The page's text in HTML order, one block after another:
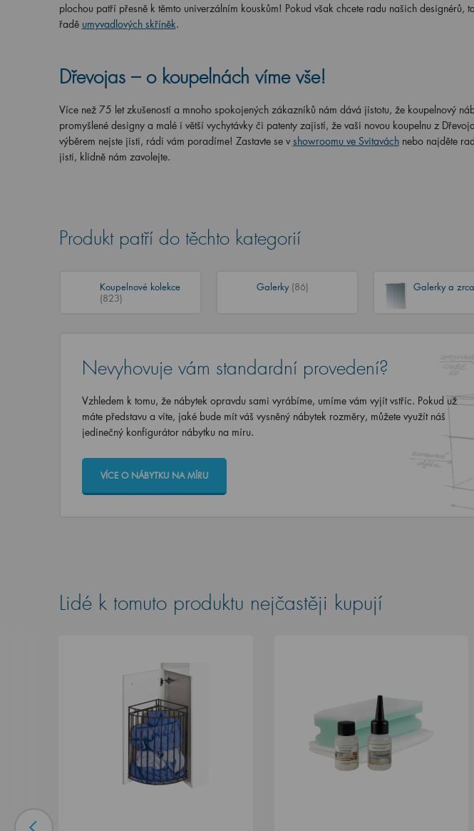
plochou patří přesně k těmto univerzálním kouskům! Pokud však chcete radu našich designérů,
řadě umyvadlových skříněk.
Dřevojas – o koupelnách víme vše!
Více než 75 let zkušeností a mnoho spokojených zákazníků nám dává jistotu, že koupelnový
promyšlené designy a malé i větší vychytávky či patenty zajistí, že vaši novou koupelnu z
výběrem nejste jisti, rádi vám poradíme! Zastavte se v showroomu ve Svitavách nebo najděte
jisti, klidně nám zavolejte.
Produkt patří do těchto kategorií
Koupelnové kolekce
(823)
Galerky (86) Galerky a
Nevyhovuje vám standardní provedení?
Vzhledem k tomu, že nábytek opravdu sami vyrábíme, umíme vám vyjít vstříc. Pokud už
máte představu a víte, jaké bude mít váš vysněný nábytek rozměry, můžete využít náš
jedinečný konfigurátor nábytku na míru.
VÍCE O NÁBYTKU NA MÍRU
Lidé k tomuto produktu nejčastěji kupují